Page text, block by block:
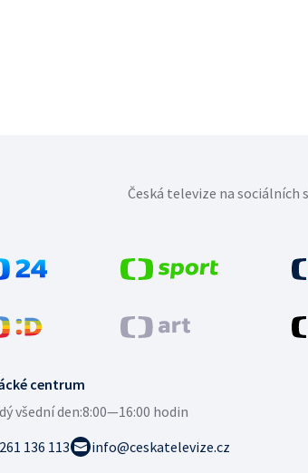
centrum
všední den:8:00—16:00 hodin
261 136 113
info@ceskatelevize.cz
Česká televize na sociálních